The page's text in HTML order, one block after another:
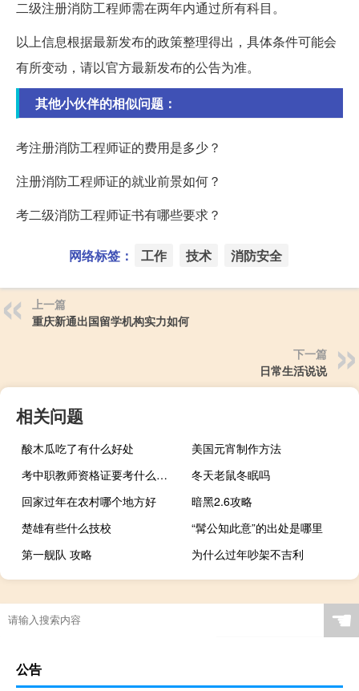
二级注册消防工程师需在两年内通过所有科目。
以上信息根据最新发布的政策整理得出，具体条件可能会
有所变动，请以官方最新发布的公告为准。
其他小伙伴的相似问题：
考注册消防工程师证的费用是多少？
注册消防工程师证的就业前景如何？
考二级消防工程师证书有哪些要求？
网络标签： 工作 技术 消防安全
上一篇
重庆新通出国留学机构实力如何
下一篇
日常生活说说
相关问题
酸木瓜吃了有什么好处
美国元宵制作方法
考中职教师资格证要考什么科目
冬天老鼠冬眠吗
回家过年在农村哪个地方好
暗黑2.6攻略
楚雄有些什么技校
“髯公知此意”的出处是哪里
第一舰队 攻略
为什么过年吵架不吉利
☚
公告